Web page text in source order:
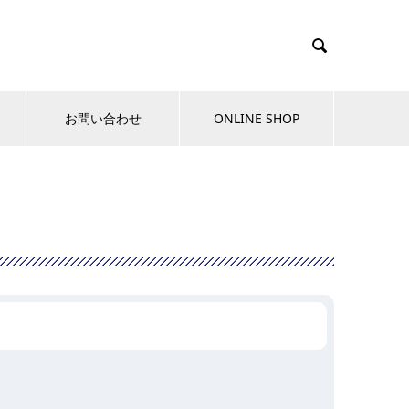

お問い合わせ ONLINE SHOP